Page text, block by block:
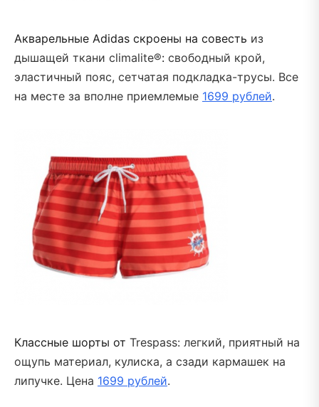
Акварельные Adidas скроены на совесть из
дышащей ткани climalite®: свободный крой,
эластичный пояс, сетчатая подкладка-трусы. Все
на месте за вполне приемлемые 1699 рублей.
Классные шорты от Trespass: легкий, приятный на
ощупь материал, кулиска, а сзади кармашек на
липучке. Цена 1699 рублей.